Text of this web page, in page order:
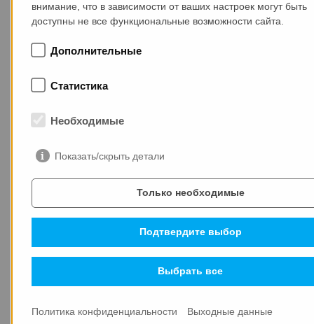
IPHA
СВЕЖИЕ НОВОСТИ
14.01.2026
внимание, что в зависимости от ваших настроек могут быть
доступны не все функциональные возможности сайта.
Дополнительные
Статистика
Необходимые
Показать/скрыть детали
Только необходимые
Подтвердите выбор
Выбрать все
Политика конфиденциальности Выходные данные